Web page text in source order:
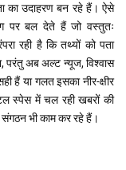
का उदाहरण बन रहे हैं। ऐसे
पर बल देते हैं जो वस्तुतः
रही है कि तथ्यों को पता
परंतु अब अल्ट न्यूज, विश्वास
हैं या गलत इसका नीर-क्षीर
स्पेस में चल रही खबरों की
भी काम कर रहे हैं।